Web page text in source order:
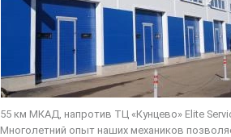
55 км МКАД, напротив ТЦ «Кунцево» Elite
Многолетний опыт наших механиков